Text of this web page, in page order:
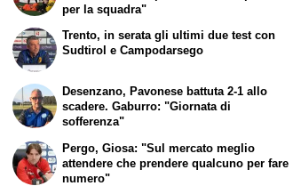
per la squadra"
Trento, in serata gli ultimi due test con
Sudtirol e Campodarsego
Desenzano, Pavonese battuta 2-1 allo
scadere. Gaburro: "Giornata di
sofferenza"
Pergo, Giosa: "Sul mercato meglio
attendere che prendere qualcuno per fare
numero"